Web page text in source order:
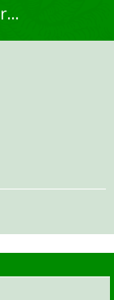
Nähkromanten - Die alternative Näh- und DIY-Community